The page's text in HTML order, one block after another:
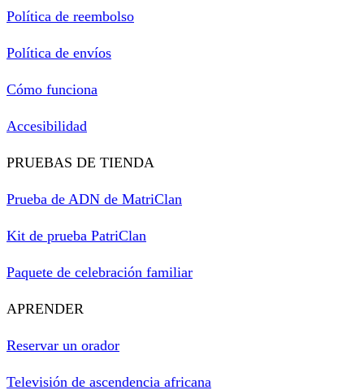
Política de reembolso
Política de envíos
Cómo funciona
Accesibilidad
PRUEBAS DE TIENDA
Prueba de ADN de MatriClan
Kit de prueba PatriClan
Paquete de celebración familiar
APRENDER
Reservar un orador
Televisión de ascendencia africana